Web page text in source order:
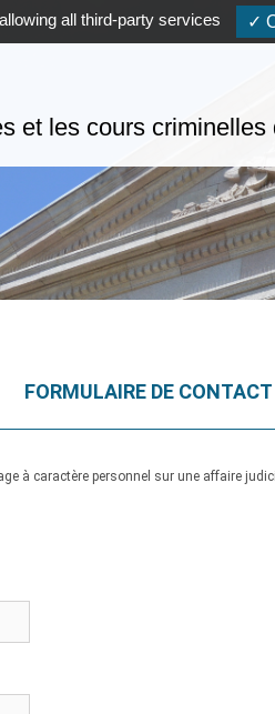
et les cours criminelles
FORMULAIRE DE CONTACT
à caractère personnel sur une affaire
all third-party services ✓